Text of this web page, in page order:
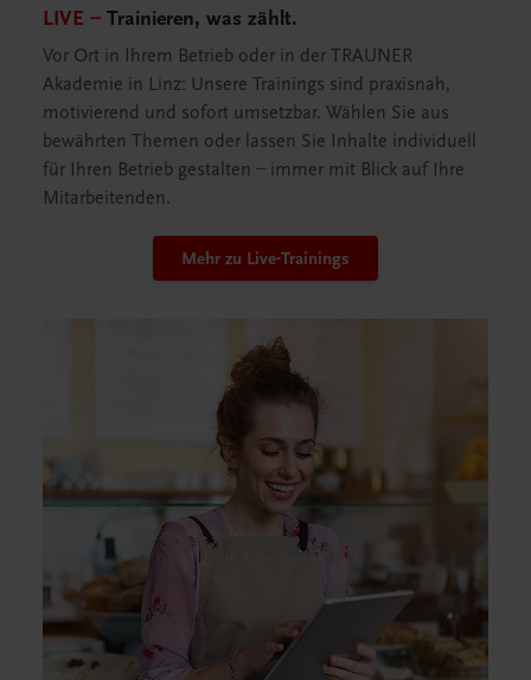
LIVE – Trainieren, was zählt.
Vor Ort in Ihrem Betrieb oder in der TRAUNER
Akademie in Linz: Unsere Trainings sind praxisnah,
motivierend und sofort umsetzbar. Wählen Sie aus
bewährten Themen oder lassen Sie Inhalte individuell
für Ihren Betrieb gestalten – immer mit Blick auf Ihre
Mitarbeitenden.
Mehr zu Live-Trainings